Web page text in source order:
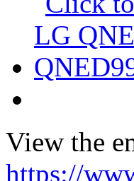
View the
https://